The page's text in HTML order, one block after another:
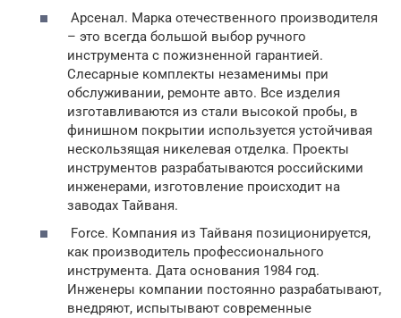
Арсенал. Марка отечественного производителя
– это всегда большой выбор ручного
инструмента с пожизненной гарантией.
Слесарные комплекты незаменимы при
обслуживании, ремонте авто. Все изделия
изготавливаются из стали высокой пробы, в
финишном покрытии используется устойчивая
нескользящая никелевая отделка. Проекты
инструментов разрабатываются российскими
инженерами, изготовление происходит на
заводах Тайваня.
Force. Компания из Тайваня позиционируется,
как производитель профессионального
инструмента. Дата основания 1984 год.
Инженеры компании постоянно разрабатывают,
внедряют, испытывают современные